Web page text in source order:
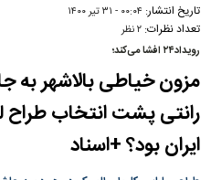
تاریخ انتشار: ۰۰:۰۴ - ۳۱ تير ۱۴۰۰
تعداد نظرات:۲ نظر
رویداد‌۲۴ افشا می‌کند؛
مزون خیاطی بالاشهر به
رانتی پشت انتخاب طراح
ایران بود؟ +اسناد